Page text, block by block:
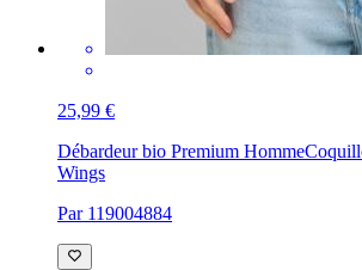
25,99 €
Débardeur bio Premium Homme
Wings
Par 119004884